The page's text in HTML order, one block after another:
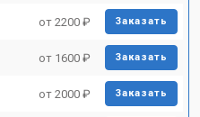
от 2200 ₽ Заказать
от 1600 ₽ Заказать
от 2000 ₽ Заказать